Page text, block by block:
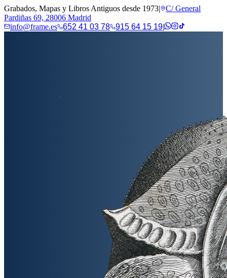
Grabados, Mapas y Libros Antiguos desde 1973|
C/ General
Pardiñas 69, 28006 Madrid
info@frame.es
652 41 03 78 915 64 15 19|